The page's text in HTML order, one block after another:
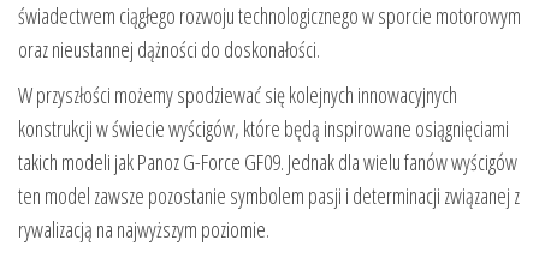
świadectwem ciągłego rozwoju technologicznego w sporcie motorowym
oraz nieustannej dążności do doskonałości.
W przyszłości możemy spodziewać się kolejnych innowacyjnych
konstrukcji w świecie wyścigów, które będą inspirowane osiągnięciami
takich modeli jak Panoz G-Force GF09. Jednak dla wielu fanów wyścigów
ten model zawsze pozostanie symbolem pasji i determinacji związanej z
rywalizacją na najwyższym poziomie.